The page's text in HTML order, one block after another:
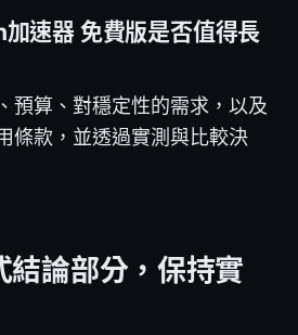
速器 免費版是否值得長
預算、對穩定性的需求，以及
條款，並透過實測與比較決
結論部分，保持實